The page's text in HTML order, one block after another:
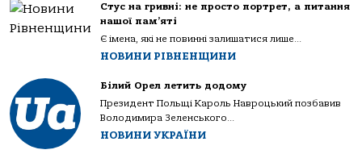
Стус на гривні: не просто портрет, а питання
нашої пам’яті
Є імена, які не повинні залишатися лише...
НОВИНИ РІВНЕНЩИНИ
Білий Орел летить додому
Президент Польщі Кароль Навроцький позбавив
Володимира Зеленського...
НОВИНИ УКРАЇНИ